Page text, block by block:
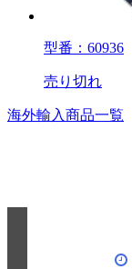
型番：60936
売り切れ
海外輸入商品一覧